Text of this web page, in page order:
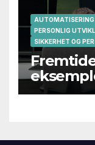
AUTOMATISERING
PERSONLIG
SIKKERHET OG